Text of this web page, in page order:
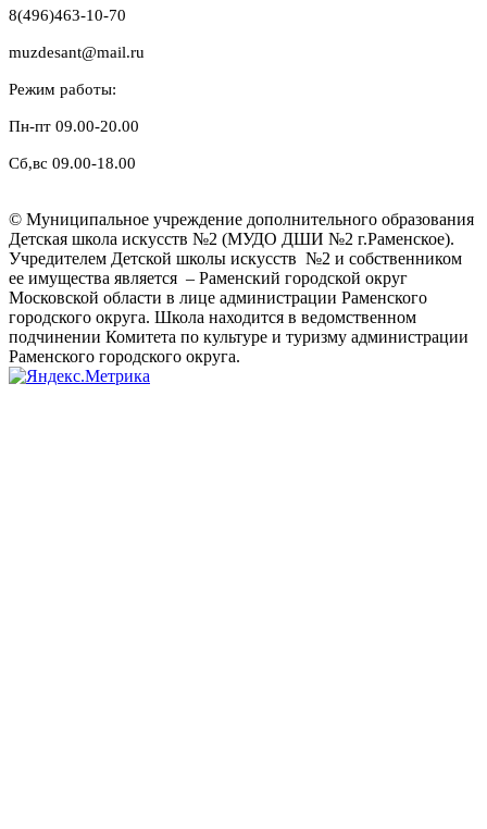
8(496)463-10-70
muzdesant@mail.ru
Режим работы:
Пн-пт 09.00-20.00
Сб,вс 09.00-18.00
© Муниципальное учреждение дополнительного образования
Детская школа искусств №2 (МУДО ДШИ №2 г.Раменское).
Учредителем Детской школы искусств №2 и собственником
ее имущества является – Раменский городской округ
Московской области в лице администрации Раменского
городского округа. Школа находится в ведомственном
подчинении Комитета по культуре и туризму администрации
Раменского городского округа.